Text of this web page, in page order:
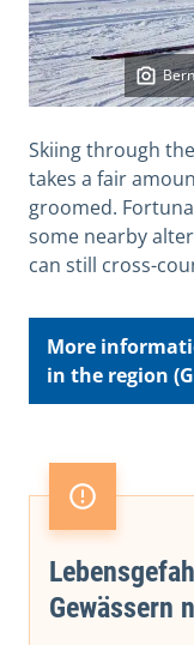
Skiing through
takes a fair
groomed.
some nearby
can still cross-
More
in the region
Gewässern